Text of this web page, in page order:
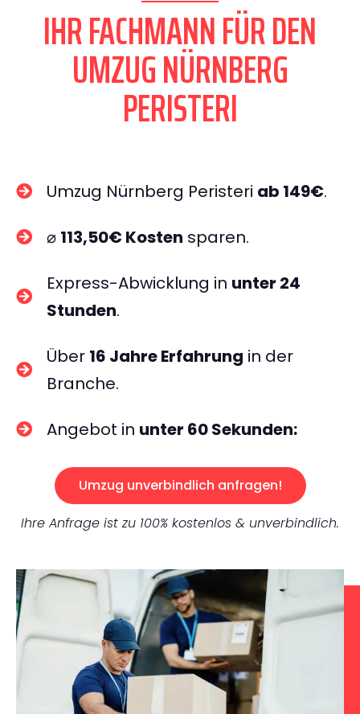
IHR FACHMANN FÜR DEN
UMZUG NÜRNBERG
PERISTERI
Umzug Nürnberg Peristeri ab 149€.
⌀ 113,50€ Kosten sparen.
Express-Abwicklung in unter 24
Stunden.
Über 16 Jahre Erfahrung in der
Branche.
Angebot in unter 60 Sekunden:
Umzug unverbindlich anfragen!
Ihre Anfrage ist zu 100% kostenlos & unverbindlich.